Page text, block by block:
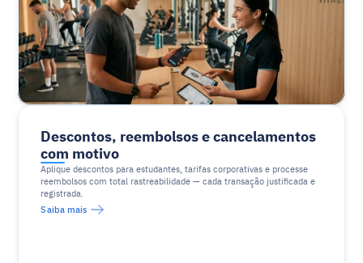
Descontos, reembolsos e cancelamentos
com motivo
Aplique descontos para estudantes, tarifas corporativas e processe
reembolsos com total rastreabilidade — cada transação justificada e
registrada.
Saiba mais